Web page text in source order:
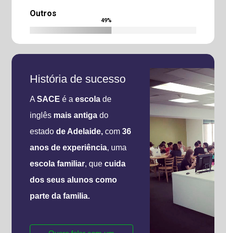
Outros
49%
História de sucesso
A SACE é a escolade
inglês mais antigado
estado de Adelaide,com 36
anos de experiência, uma
escola familiar, que cuida
dos seus alunos como
parte da familia.